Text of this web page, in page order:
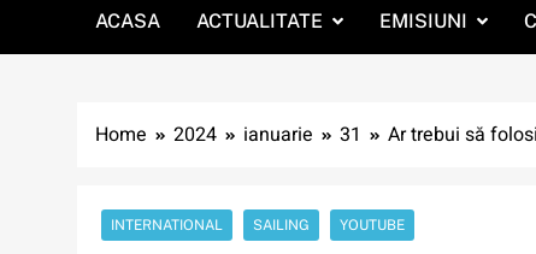
ACASA ACTUALITATE EMISIUNI
Home 2024 ianuarie 31 Ar trebui să
INTERNATIONAL SAILING YOUTUBE